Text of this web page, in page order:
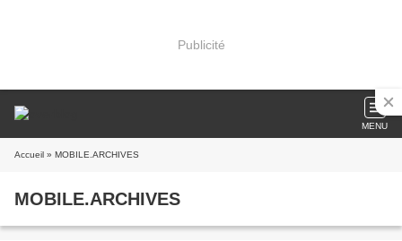
Publicité
MENU
Accueil » MOBILE.ARCHIVES
MOBILE.ARCHIVES